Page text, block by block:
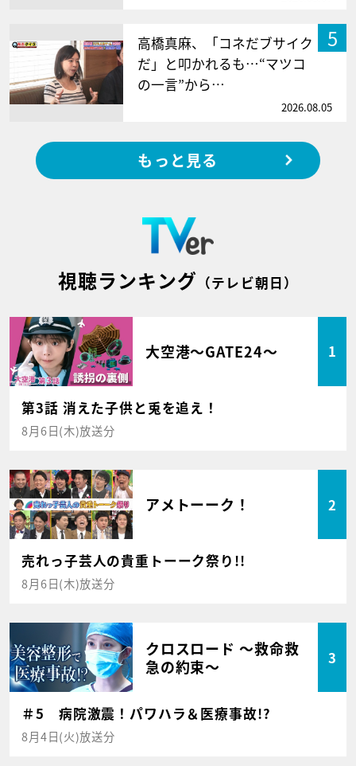
5
高橋真麻、「コネだブサイク
だ」と叩かれるも…“マツコ
の一言”から…
2026.08.05
もっと見る
視聴ランキング （テレビ朝日）
大空港～GATE24～ 1
第3話 消えた子供と兎を追え！
8月6日(木)放送分
アメトーーク！ 2
売れっ子芸人の貴重トーーク祭り!!
8月6日(木)放送分
クロスロード ～救命救
急の約束～
3
＃5 病院激震！パワハラ＆医療事故!?
8月4日(火)放送分